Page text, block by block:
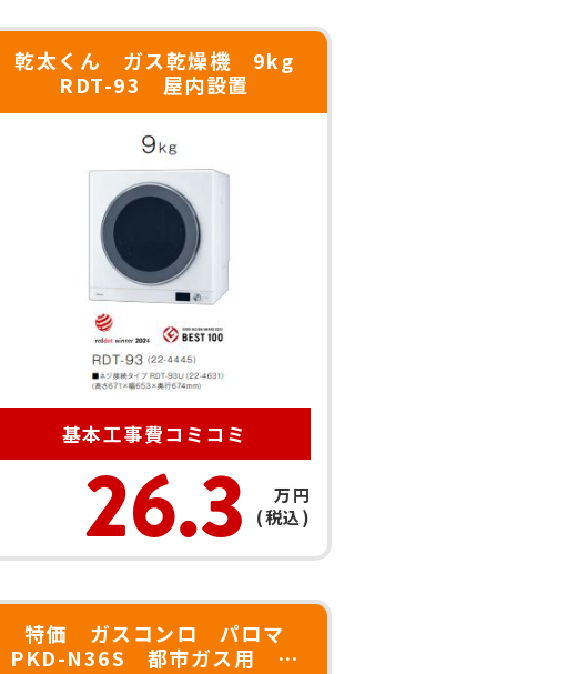
乾太くん ガス乾燥機 9kg
RDT-93 屋内設置
基本工事費コミコミ
26.3
万円
(税込)
特価 ガスコンロ パロマ
PKD-N36S 都市ガス用 ｗ